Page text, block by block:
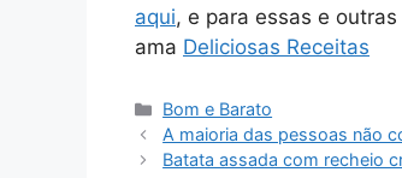
aqui, e para essas e
ama Deliciosas Receitas
Categorias
Bom e Barato
A maioria das pessoas não
Batata assada com recheio